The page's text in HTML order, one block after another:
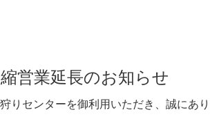
営業延長のお知らせ
りセンターを御利用いただき、誠にあり